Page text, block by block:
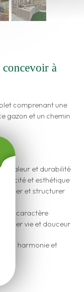
concevoir à
comprenant une
gazon et un chemin
chaleur et durabilité
et esthétique
et structurer
en caractère
vie et douceur
harmonie et